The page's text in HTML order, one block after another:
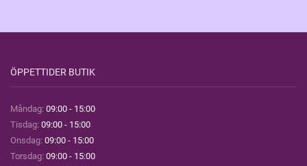
ÖPPETTIDER BUTIK
Måndag: 09:00 - 15:00
Tisdag: 09:00 - 15:00
Onsdag: 09:00 - 15:00
Torsdag: 09:00 - 15:00